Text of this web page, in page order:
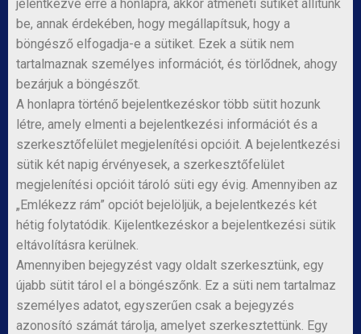
jelentkezve erre a honlapra, akkor átmeneti sütiket állítunk
be, annak érdekében, hogy megállapítsuk, hogy a
böngésző elfogadja-e a sütiket. Ezek a sütik nem
tartalmaznak személyes információt, és törlődnek, ahogy
bezárjuk a böngészőt.
A honlapra történő bejelentkezéskor több sütit hozunk
létre, amely elmenti a bejelentkezési információt és a
szerkesztőfelület megjelenítési opcióit. A bejelentkezési
sütik két napig érvényesek, a szerkesztőfelület
megjelenítési opcióit tároló süti egy évig. Amennyiben az
„Emlékezz rám” opciót bejelöljük, a bejelentkezés két
hétig folytatódik. Kijelentkezéskor a bejelentkezési sütik
eltávolításra kerülnek.
Amennyiben bejegyzést vagy oldalt szerkesztünk, egy
újabb sütit tárol el a böngészőnk. Ez a süti nem tartalmaz
személyes adatot, egyszerűen csak a bejegyzés
azonosító számát tárolja, amelyet szerkesztettünk. Egy